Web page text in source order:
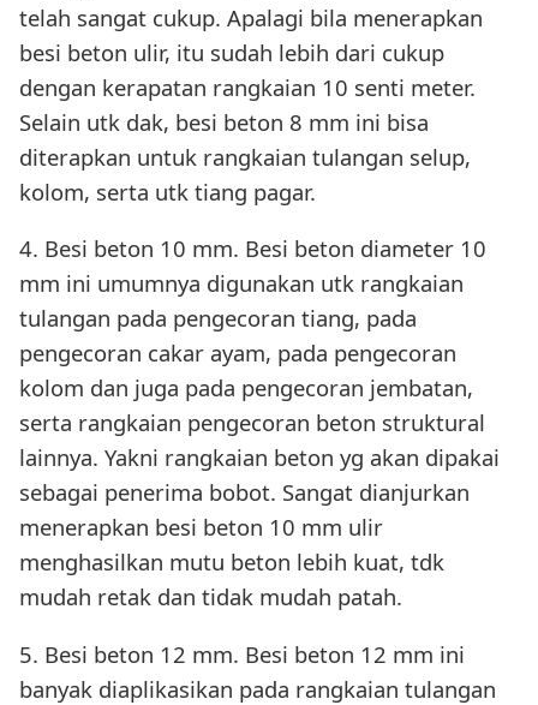
telah sangat cukup. Apalagi bila menerapkan
besi beton ulir, itu sudah lebih dari cukup
dengan kerapatan rangkaian 10 senti meter.
Selain utk dak, besi beton 8 mm ini bisa
diterapkan untuk rangkaian tulangan selup,
kolom, serta utk tiang pagar.
4. Besi beton 10 mm. Besi beton diameter 10
mm ini umumnya digunakan utk rangkaian
tulangan pada pengecoran tiang, pada
pengecoran cakar ayam, pada pengecoran
kolom dan juga pada pengecoran jembatan,
serta rangkaian pengecoran beton struktural
lainnya. Yakni rangkaian beton yg akan dipakai
sebagai penerima bobot. Sangat dianjurkan
menerapkan besi beton 10 mm ulir
menghasilkan mutu beton lebih kuat, tdk
mudah retak dan tidak mudah patah.
5. Besi beton 12 mm. Besi beton 12 mm ini
banyak diaplikasikan pada rangkaian tulangan